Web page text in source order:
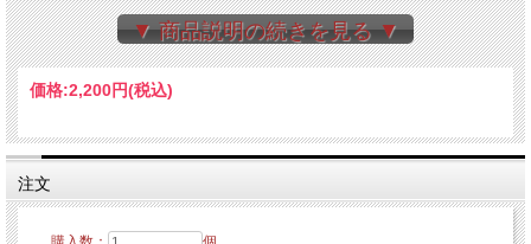
ペニーレインおまかせで異なる種類のパンを詰め
合わせてお届けさせていただきます♪
ため、お届けまで30日以上お待ちいただく場合も
ございます。ご了承の上ご購入ください。
▼ 商品説明の続きを見る ▼
価格:2,200円(税込)
注文